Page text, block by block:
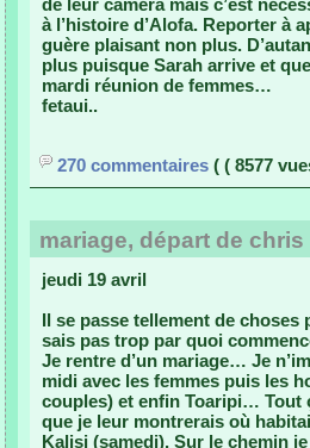
de leur caméra mais c’est
à l’histoire d’Alofa. Reporter à
guère plaisant non plus.
plus puisque Sarah arrive et
mardi réunion de femmes…
fetaui..
270 commentaires ( ( 8577
mariage, départ de
jeudi 19 avril
Il se passe tellement de
sais pas trop par quoi
Je rentre d’un mariage… Je
midi avec les femmes puis les
couples) et enfin Toaripi… Tout
que je leur montrerais où
Kalisi (samedi). Sur le chemin